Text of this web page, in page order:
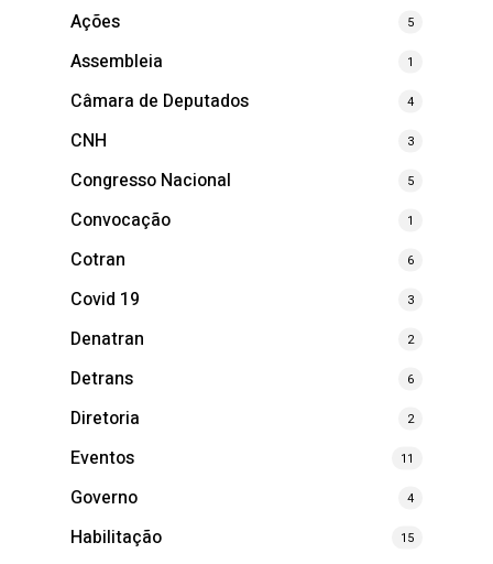
Ações 5
Assembleia 1
Câmara de Deputados 4
CNH 3
Congresso Nacional 5
Convocação 1
Cotran 6
Covid 19 3
Denatran 2
Detrans 6
Diretoria 2
Eventos 11
Governo 4
Habilitação 15